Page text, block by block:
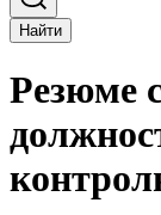
Найти
Резюме